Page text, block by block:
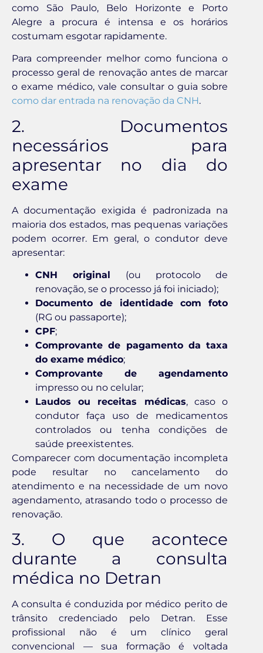
como São Paulo, Belo Horizonte e Porto
Alegre a procura é intensa e os horários
costumam esgotar rapidamente.
Para compreender melhor como funciona o
processo geral de renovação antes de marcar
o exame médico, vale consultar o guia sobre
como dar entrada na renovação da CNH.
2. Documentos
necessários para
apresentar no dia do
exame
A documentação exigida é padronizada na
maioria dos estados, mas pequenas variações
podem ocorrer. Em geral, o condutor deve
apresentar:
CNH original (ou protocolo de
renovação, se o processo já foi iniciado);
Documento de identidade com foto
(RG ou passaporte);
CPF;
Comprovante de pagamento da taxa
do exame médico;
Comprovante de agendamento
impresso ou no celular;
Laudos ou receitas médicas, caso o
condutor faça uso de medicamentos
controlados ou tenha condições de
saúde preexistentes.
Comparecer com documentação incompleta
pode resultar no cancelamento do
atendimento e na necessidade de um novo
agendamento, atrasando todo o processo de
renovação.
3. O que acontece
durante a consulta
médica no Detran
A consulta é conduzida por médico perito de
trânsito credenciado pelo Detran. Esse
profissional não é um clínico geral
convencional — sua formação é voltada